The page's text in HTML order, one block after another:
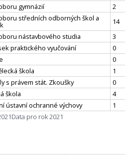
gymnázií
2
středních odborných škol a
14
nástavbového studia
3
praktického vyučování
0
0
škola
1
s právem stát. Zkoušky
0
škola
4
ústavní ochranné výchovy
1
Data pro rok 2021